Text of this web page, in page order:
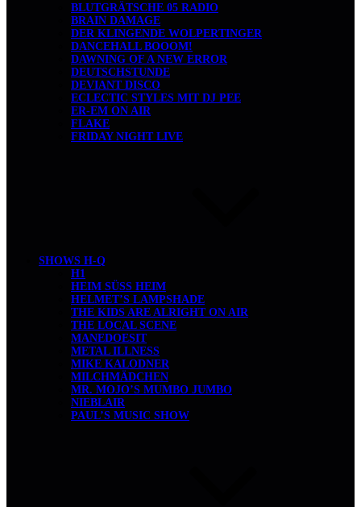
BLUTGRÄTSCHE 05 RADIO
BRAIN DAMAGE
DER KLINGENDE WOLPERTINGER
DANCEHALL BOOOM!
DAWNING OF A NEW ERROR
DEUTSCHSTUNDE
DEVIANT DISCO
ECLECTIC STYLES MIT DJ PEE
ER-EM ON AIR
FLAKE
FRIDAY NIGHT LIVE
SHOWS H-Q
H1
HEIM SÜSS HEIM
HELMET’S LAMPSHADE
THE KIDS ARE ALRIGHT ON AIR
THE LOCAL SCENE
MANEDOESIT
METAL ILLNESS
MIKE KALODNER
MILCHMÄDCHEN
MR. MOJO’S MUMBO JUMBO
NIEBLAIR
PAUL’S MUSIC SHOW